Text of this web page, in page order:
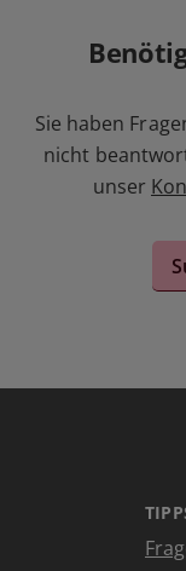
Sie haben
nicht
unser